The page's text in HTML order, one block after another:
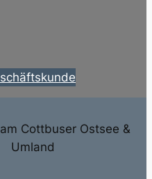
Cottbuser Ostsee &
Umland